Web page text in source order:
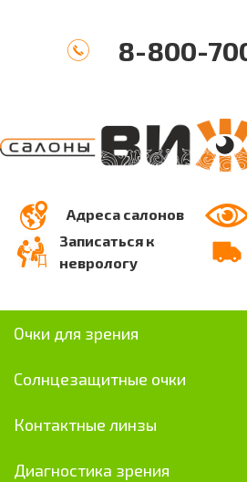
8-800-
Адреса салонов
Записаться к
неврологу
Очки для зрения
Солнцезащитные очки
Контактные линзы
Диагностика зрения